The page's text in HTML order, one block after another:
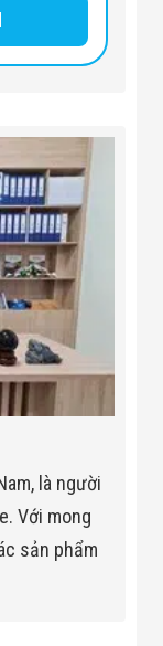
là người
Với mong
sản phẩm